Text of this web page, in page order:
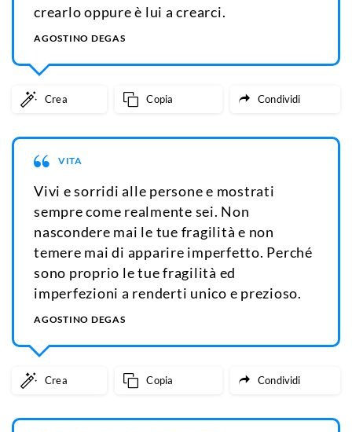
crearlo oppure è lui a crearci.
AGOSTINO DEGAS
Crea Copia Condividi
VITA
Vivi e sorridi alle persone e mostrati
sempre come realmente sei. Non
nascondere mai le tue fragilità e non
temere mai di apparire imperfetto. Perché
sono proprio le tue fragilità ed
imperfezioni a renderti unico e prezioso.
AGOSTINO DEGAS
Crea Copia Condividi